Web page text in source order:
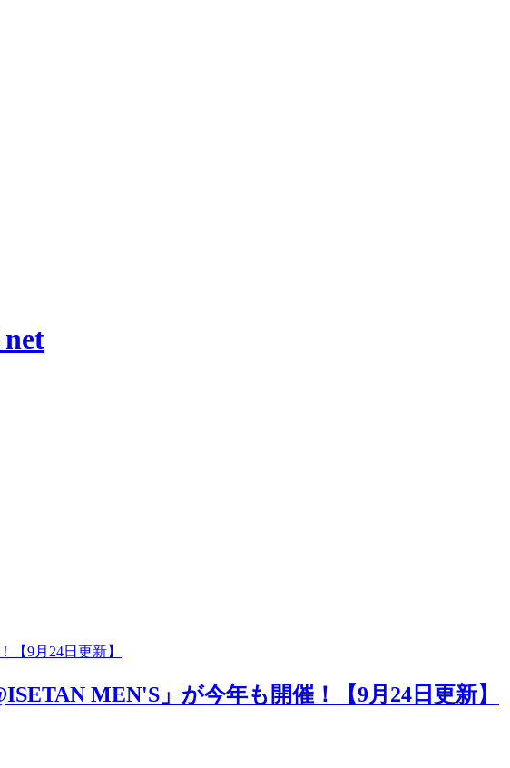
9月24日更新】
MEN'S」が今年も開催！【9月24日更新】